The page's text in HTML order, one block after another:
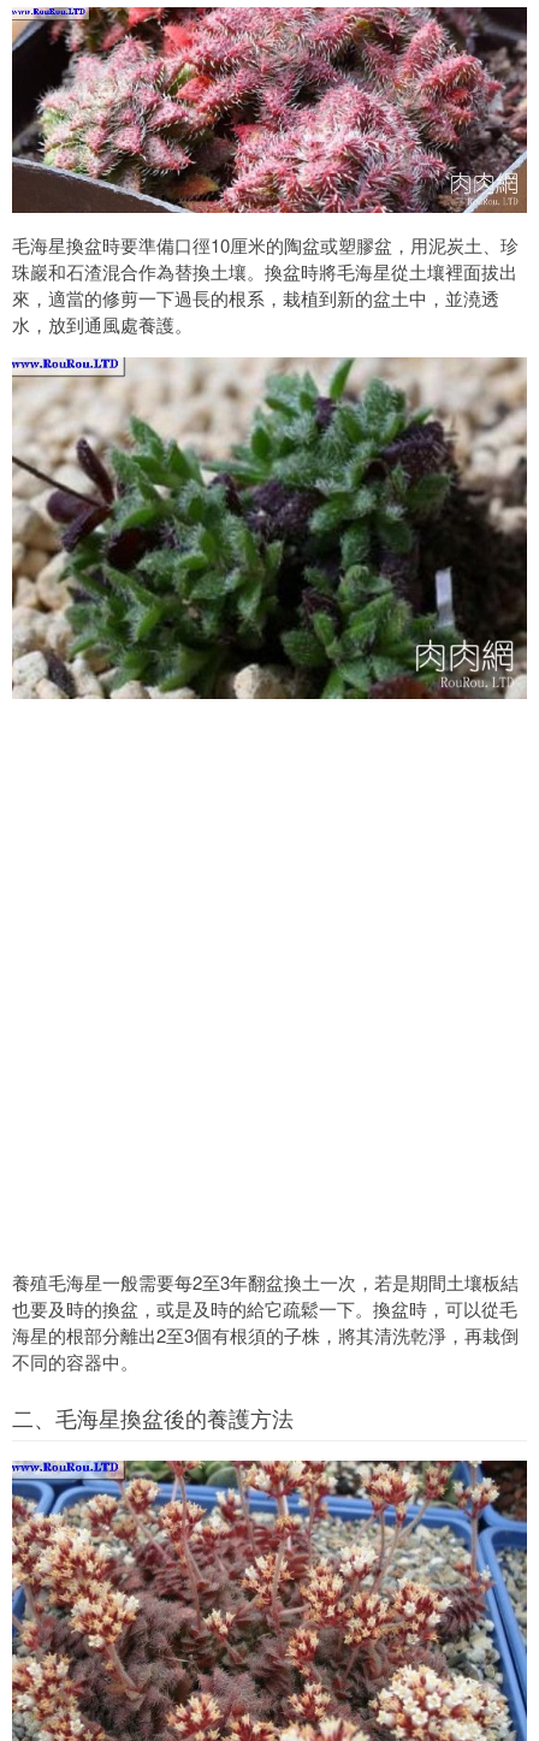
毛海星換盆時要準備口徑10厘米的陶盆或塑膠盆，用泥炭土、珍
珠巖和石渣混合作為替換土壤。換盆時將毛海星從土壤裡面拔出
來，適當的修剪一下過長的根系，栽植到新的盆土中，並澆透
水，放到通風處養護。
養殖毛海星一般需要每2至3年翻盆換土一次，若是期間土壤板結
也要及時的換盆，或是及時的給它疏鬆一下。換盆時，可以從毛
海星的根部分離出2至3個有根須的子株，將其清洗乾淨，再栽倒
不同的容器中。
二、毛海星換盆後的養護方法